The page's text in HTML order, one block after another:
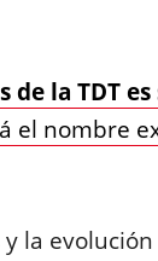
la TDT
el nombre
la